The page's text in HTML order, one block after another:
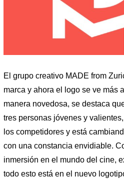
El grupo creativo MADE from
marca y ahora el logo se ve más
manera novedosa, se destaca
tres personas jóvenes y
los competidores y está
con una constancia envidiable.
inmersión en el mundo del cine,
todo esto está en el nuevo